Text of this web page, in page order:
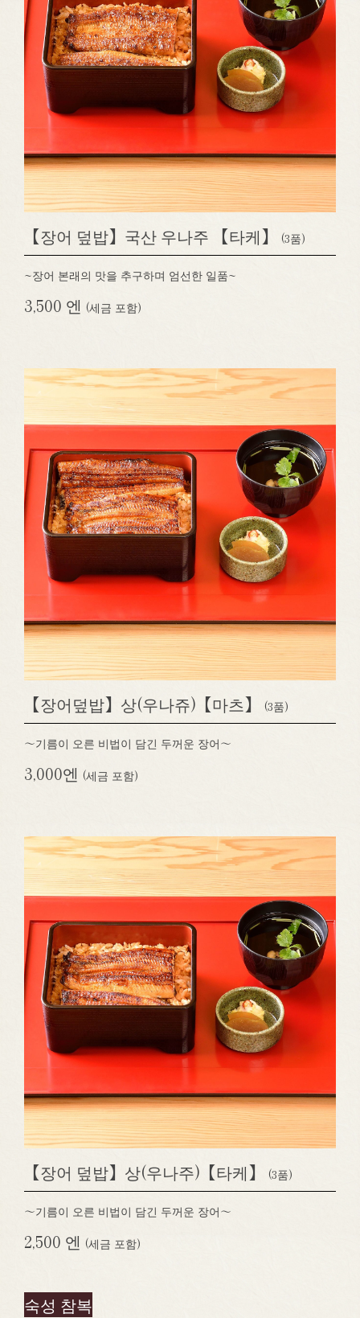
【장어 덮밥】국산 우나주 【타케】 (3품)
~장어 본래의 맛을 추구하며 엄선한 일품~
3,500 엔 (세금 포함)
【장어덮밥】상(우나쥬)【마츠】 (3품)
～기름이 오른 비법이 담긴 두꺼운 장어～
3,000엔 (세금 포함)
【장어 덮밥】상(우나주)【타케】 (3품)
～기름이 오른 비법이 담긴 두꺼운 장어～
2,500 엔 (세금 포함)
숙성 참복